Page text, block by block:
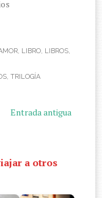
, LIBRO, LIBROS,
, TRILOGÍA
Entrada antigua
a otros